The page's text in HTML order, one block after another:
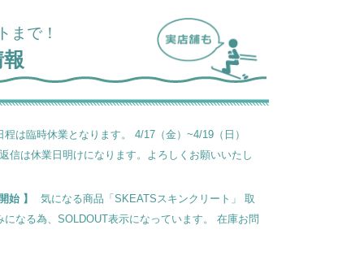
まで！
は臨時休業となります。 4/17（金）~4/19（日）
信は休業日明けになります。よろしくお願いいたし
始
気になる商品「SKEATSスキンクリート」 取
なる為、SOLDOUT表示になっています。 在庫お問